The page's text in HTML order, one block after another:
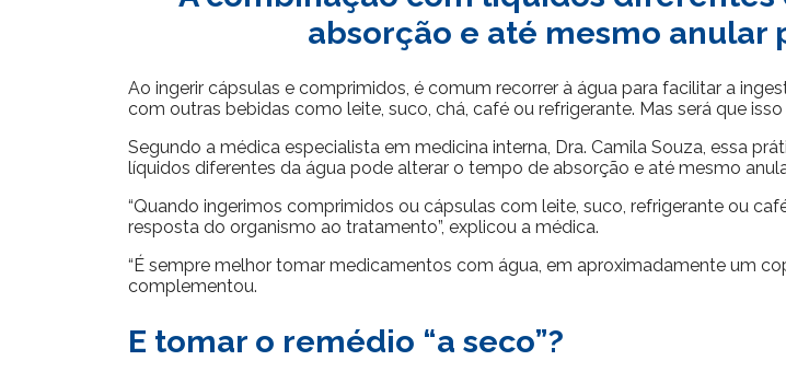
absorção e até mesmo
Ao ingerir cápsulas e comprimidos, é comum recorrer à água para facilitar a
com outras bebidas como leite, suco, chá, café ou refrigerante. Mas será que
Segundo a médica especialista em medicina interna, Dra. Camila Souza, essa
líquidos diferentes da água pode alterar o tempo de absorção e até mesmo
“Quando ingerimos comprimidos ou cápsulas com leite, suco, refrigerante ou
resposta do organismo ao tratamento”, explicou a médica.
“É sempre melhor tomar medicamentos com água, em aproximadamente um
complementou.
E tomar o remédio “a seco”?